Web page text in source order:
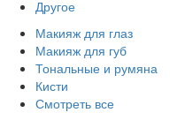
Другое
Макияж для глаз
Макияж для губ
Тональные и румяна
Кисти
Смотреть все